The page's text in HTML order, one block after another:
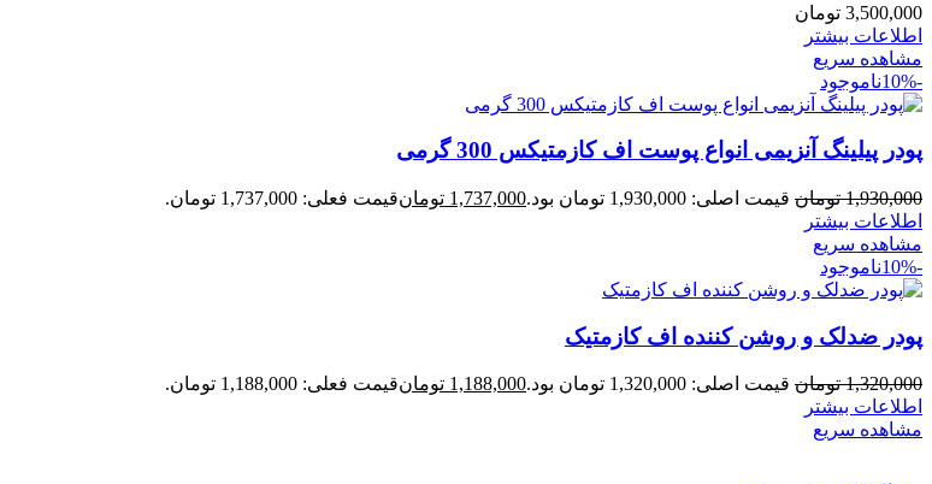
3,500,000 تومان
اطلاعات بیشتر
مشاهده سریع
-10%
ناموجود
پودر پیلینگ آنزیمی انواع پوست اف کازمتیکس 300 گرمی
1,930,000 تومان قیمت اصلی: 1,930,000 تومان بود. 1,737,000 تومانقیمت فعلی: 1,737,000 تومان.
اطلاعات بیشتر
مشاهده سریع
-10%
ناموجود
پودر ضدلک و روشن کننده اف کازمتیک
1,320,000 تومان قیمت اصلی: 1,320,000 تومان بود. 1,188,000 تومانقیمت فعلی: 1,188,000 تومان.
اطلاعات بیشتر
مشاهده سریع